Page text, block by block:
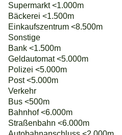
Supermarkt <1.000m
Bäckerei <1.500m
Einkaufszentrum <8.500m
Sonstige
Bank <1.500m
Geldautomat <5.000m
Polizei <5.000m
Post <5.000m
Verkehr
Bus <500m
Bahnhof <6.000m
Straßenbahn <6.000m